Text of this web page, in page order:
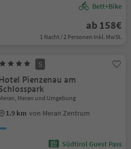
Bett+Bike
ab 158€
1 Nacht / 2 Personen Inkl. MwSt.
S
Pienzenau am
Meran und Umgebung
1.9 km von Meran Zentrum
Südtirol Guest Pass